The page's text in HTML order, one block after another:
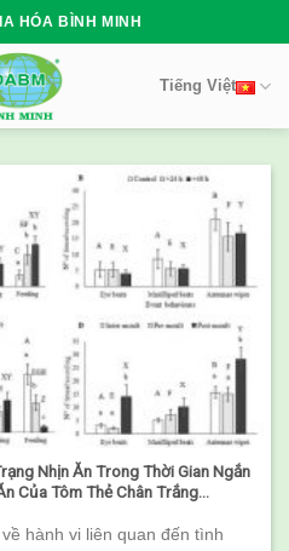
HÓA BÌNH MINH
Tiếng Việt
Nhịn Ăn Trong Thời Gian Ngắn
Của Tôm Thẻ Chân Trắng
hành vi liên quan đến tình